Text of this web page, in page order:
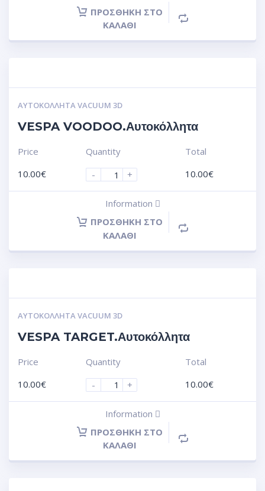
ΠΡΟΣΘΉΚΗ ΣΤΟ
ΚΑΛΆΘΙ
ΑΥΤΟΚΌΛΛΗΤΑ VACUUM 3D
VESPA VOODOO.Αυτοκόλλητα
Price
10.00€
Quantity
-
+
Total
10.00€
Information
ΠΡΟΣΘΉΚΗ ΣΤΟ
ΚΑΛΆΘΙ
ΑΥΤΟΚΌΛΛΗΤΑ VACUUM 3D
VESPA TARGET.Αυτοκόλλητα
Price
10.00€
Quantity
-
+
Total
10.00€
Information
ΠΡΟΣΘΉΚΗ ΣΤΟ
ΚΑΛΆΘΙ